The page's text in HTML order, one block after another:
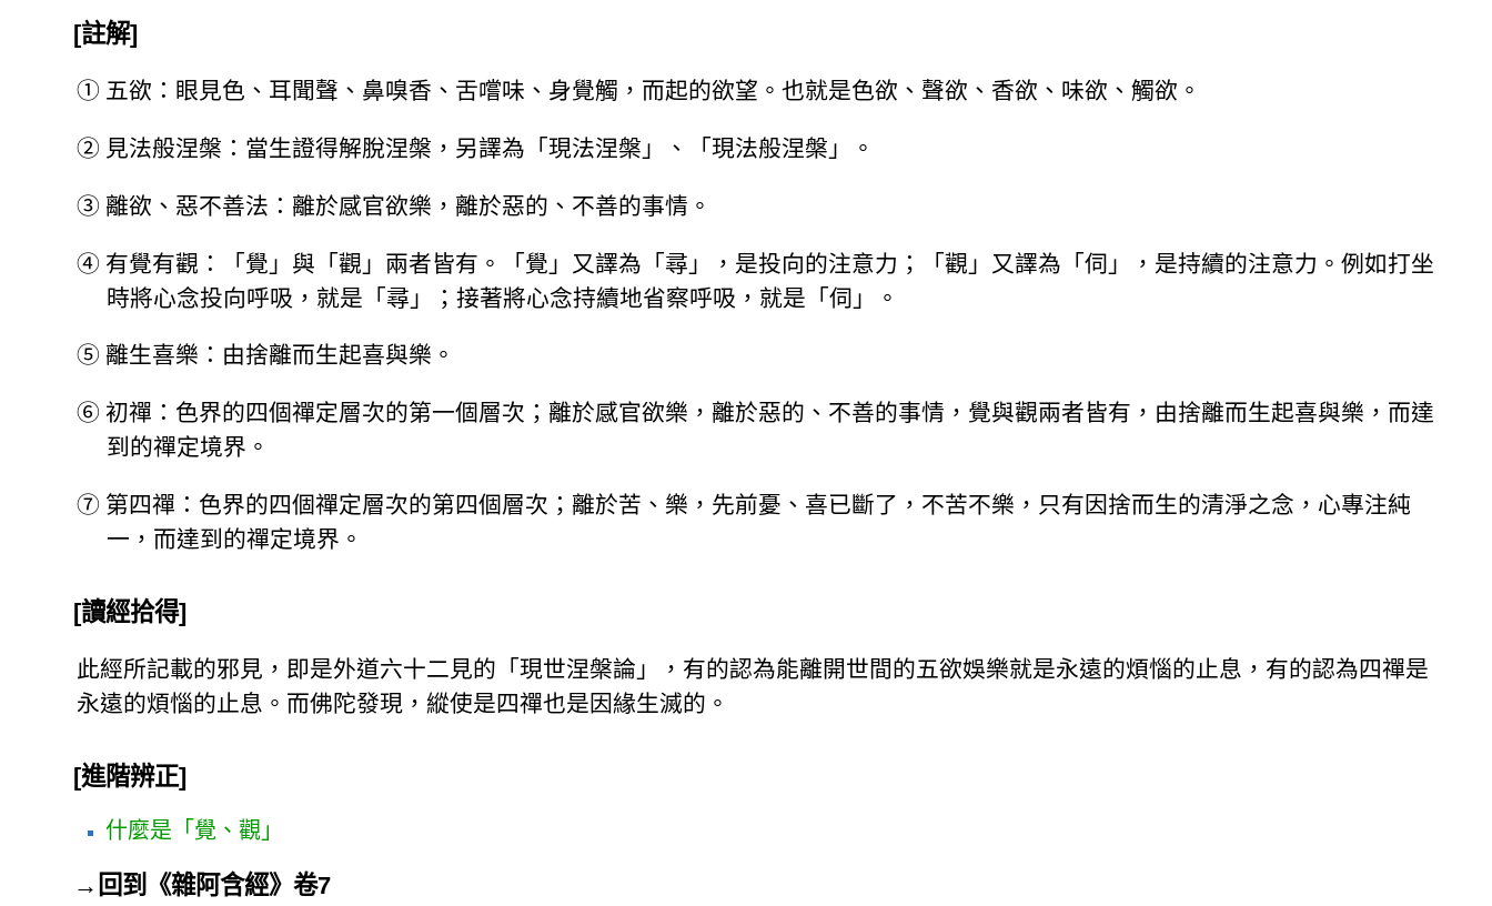
[註解]
① 五欲：眼見色、耳聞聲、鼻嗅香、舌嚐味、身覺觸，而起的欲望。也就是色欲、聲欲、香欲、味欲、觸欲。
② 見法般涅槃：當生證得解脫涅槃，另譯為「現法涅槃」、「現法般涅槃」。
③ 離欲、惡不善法：離於感官欲樂，離於惡的、不善的事情。
④ 有覺有觀：「覺」與「觀」兩者皆有。「覺」又譯為「尋」，是投向的注意力；「觀」又譯為「伺」，是持續的注意力。例如打坐
時將心念投向呼吸，就是「尋」；接著將心念持續地省察呼吸，就是「伺」。
⑤ 離生喜樂：由捨離而生起喜與樂。
⑥ 初禪：色界的四個禪定層次的第一個層次；離於感官欲樂，離於惡的、不善的事情，覺與觀兩者皆有，由捨離而生起喜與樂，而達
到的禪定境界。
⑦ 第四禪：色界的四個禪定層次的第四個層次；離於苦、樂，先前憂、喜已斷了，不苦不樂，只有因捨而生的清淨之念，心專注純
一，而達到的禪定境界。
[讀經拾得]
此經所記載的邪見，即是外道六十二見的「現世涅槃論」，有的認為能離開世間的五欲娛樂就是永遠的煩惱的止息，有的認為四禪是
永遠的煩惱的止息。而佛陀發現，縱使是四禪也是因緣生滅的。
[進階辨正]
什麼是「覺、觀」
→ 回到《雜阿含經》卷7